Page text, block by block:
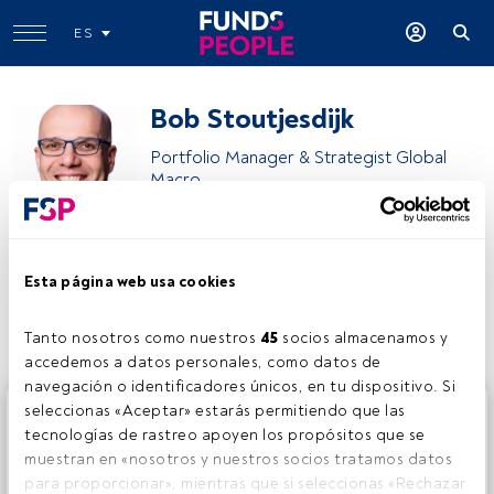
Esta página web usa cookies
Tanto nosotros como nuestros 45 socios almacenamos y
accedemos a datos personales, como datos de
navegación o identificadores únicos, en tu dispositivo. Si
seleccionas «Aceptar» estarás permitiendo que las
tecnologías de rastreo apoyen los propósitos que se
muestran en «nosotros y nuestros socios tratamos datos
para proporcionar», mientras que si seleccionas «Rechazar
ES
Bob Stoutjesdijk
Portfolio Manager & Strategist Global
Macro
Compartir:
Este es un artículo exclusivo para los usuarios registrados
de FundsPeople. Si ya estás registrado, accede desde el
botón Login. Si aún no tienes cuenta, te invitamos a
registrarte y disfrutar de todo el universo que ofrece